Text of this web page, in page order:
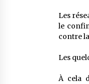
Les
le
contre
Les
À cela